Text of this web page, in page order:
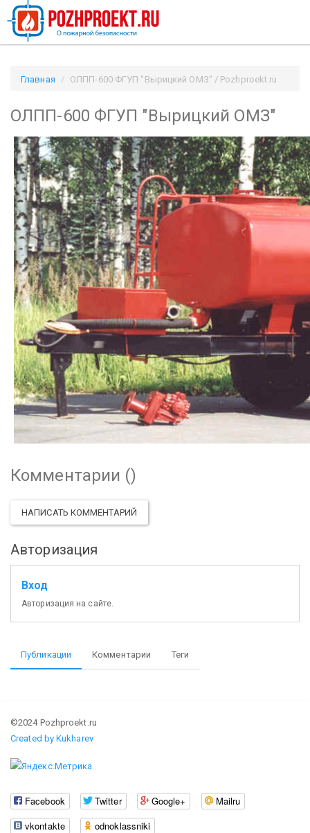
Главная ОЛПП-600 ФГУП "Вырицкий ОМЗ" / Pozhproekt.ru
ОЛПП-600 ФГУП "Вырицкий ОМЗ"
Комментарии ()
НАПИСАТЬ КОММЕНТАРИЙ
Авторизация
Вход
Авторизация на сайте.
Публикации Комментарии Теги
©2024 Pozhproekt.ru
Created by Kukharev
Facebook Twitter Google+
Mailru
vkontakte
odnoklassniki